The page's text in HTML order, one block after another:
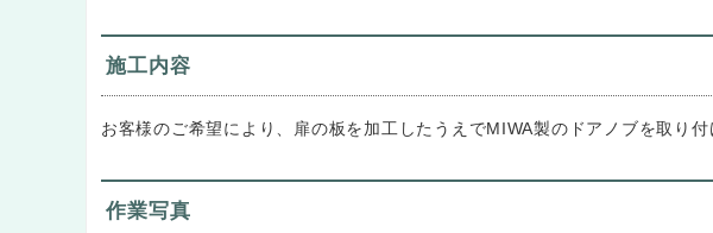
施工内容
お客様のご希望により、扉の板を加工したうえでMIWA製のドアノブを取り付
作業写真